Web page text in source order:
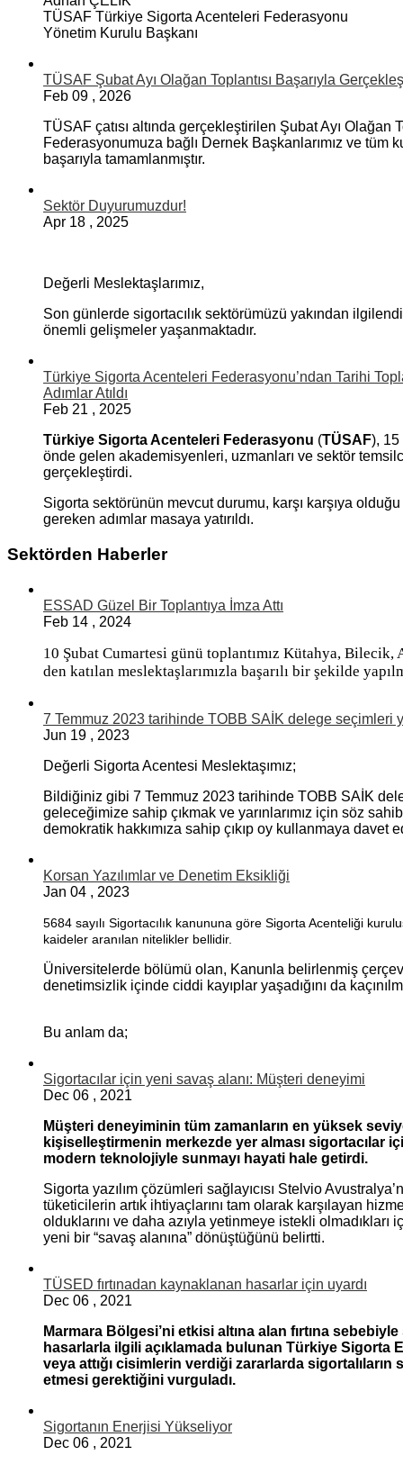
TÜSAF Türkiye Sigorta Acenteleri Federasyonu
Yönetim Kurulu Başkanı
TÜSAF Şubat Ayı Olağan Toplantısı Başarıyla
Feb 09 , 2026
TÜSAF çatısı altında gerçekleştirilen Şubat Ayı Olağan
Federasyonumuza bağlı Dernek Başkanlarımız ve tüm
başarıyla tamamlanmıştır.
Sektör Duyurumuzdur!
Apr 18 , 2025
Değerli Meslektaşlarımız,
Son günlerde sigortacılık sektörümüzü yakından
önemli gelişmeler yaşanmaktadır.
Türkiye Sigorta Acenteleri Federasyonu’ndan Tarihi
Adımlar Atıldı
Feb 21 , 2025
Türkiye Sigorta Acenteleri Federasyonu (TÜSAF), 15
önde gelen akademisyenleri, uzmanları ve sektör
gerçekleştirdi.
Sigorta sektörünün mevcut durumu, karşı karşıya
gereken adımlar masaya yatırıldı.
Sektörden Haberler
ESSAD Güzel Bir Toplantıya İmza Attı
Feb 14 , 2024
10 Şubat Cumartesi günü toplantımız Kütahya,
den katılan meslektaşlarımızla başarılı bir şekilde
7 Temmuz 2023 tarihinde TOBB SAİK delege seçimleri
Jun 19 , 2023
Değerli Sigorta Acentesi Meslektaşımız;
Bildiğiniz gibi 7 Temmuz 2023 tarihinde TOBB SAİK
geleceğimize sahip çıkmak ve yarınlarımız için söz
demokratik hakkımıza sahip çıkıp oy kullanmaya davet
Korsan Yazılımlar ve Denetim Eksikliği
Jan 04 , 2023
5684 sayılı Sigortacılık kanununa göre Sigorta Acenteliği
kaideler aranılan nitelikler bellidir.
Üniversitelerde bölümü olan, Kanunla belirlenmiş
denetimsizlik içinde ciddi kayıplar yaşadığını da
Bu anlam da;
Sigortacılar için yeni savaş alanı: Müşteri deneyimi
Dec 06 , 2021
Müşteri deneyiminin tüm zamanların en yüksek
kişiselleştirmenin merkezde yer alması sigortacılar
modern teknolojiyle sunmayı hayati hale getirdi.
Sigorta yazılım çözümleri sağlayıcısı Stelvio
tüketicilerin artık ihtiyaçlarını tam olarak karşılayan
olduklarını ve daha azıyla yetinmeye istekli
yeni bir “savaş alanına” dönüştüğünü belirtti.
TÜSED fırtınadan kaynaklanan hasarlar için uyardı
Dec 06 , 2021
Marmara Bölgesi’ni etkisi altına alan fırtına
hasarlarla ilgili açıklamada bulunan Türkiye Sigorta
veya attığı cisimlerin verdiği zararlarda
etmesi gerektiğini vurguladı.
Sigortanın Enerjisi Yükseliyor
Dec 06 , 2021